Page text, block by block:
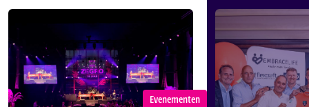
Evenementen